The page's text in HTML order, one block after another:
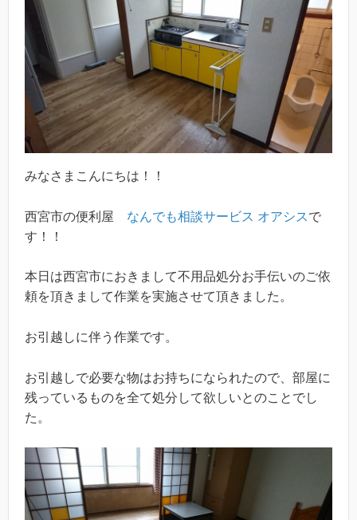
みなさまこんにちは！！
西宮市の便利屋 なんでも相談サービス オアシスで
す！！
本日は西宮市におきまして不用品処分お手伝いのご依
頼を頂きまして作業を実施させて頂きました。
お引越しに伴う作業です。
お引越しで必要な物はお持ちになられたので、部屋に
残っているものを全て処分して欲しいとのことでし
た。